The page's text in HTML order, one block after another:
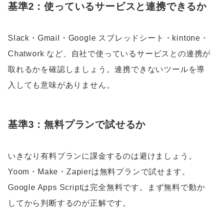
基準2：使っているサービスと連携できるか
Slack・Gmail・Google スプレッドシート・kintone・
Chatwork など、自社で使っているサービスとの連携が
取れるかを確認しましょう。連携できないツールを導
入しても意味がありません。
基準3：無料プランで試せるか
いきなり有料プランに課金するのは避けましょう。
Yoom・Make・Zapierは無料プランで試せます。
Google Apps Scriptは完全無料です。まず無料で動か
してから判断するのが正解です。